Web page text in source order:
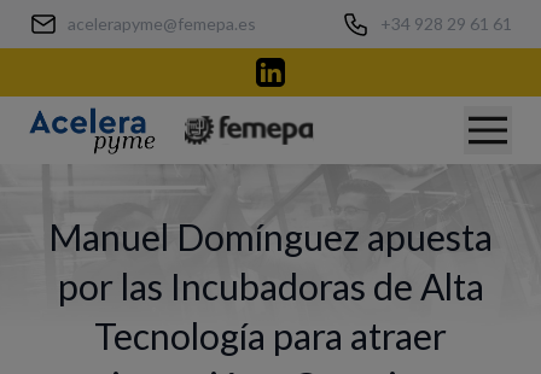
acelerapyme@femepa.es +34 928 29 61 61
Manuel Domínguez apuesta
por las Incubadoras de Alta
Tecnología para atraer